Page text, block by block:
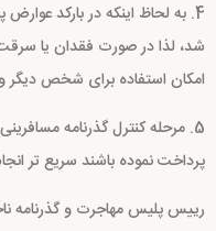
4. به لحاظ اینکه در بارکد
شد، لذا در صورت فقدان یا
امکان استفاده برای شخص دیگر
5. مرحله کنترل گذرنامه
پرداخت نموده باشند سریع تر
رییس پلیس مهاجرت و گذرنامه